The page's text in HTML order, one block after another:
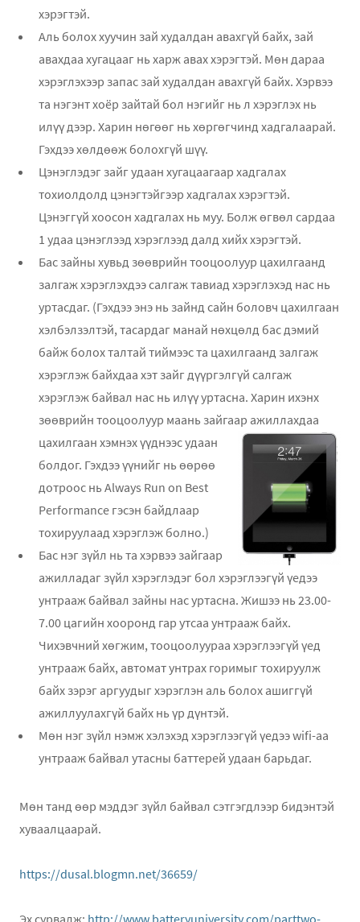
хэрэгтэй.
Аль болох хуучин зай худалдан авахгүй байх, зай
авахдаа хугацааг нь харж авах хэрэгтэй. Мөн дараа
хэрэглэхээр запас зай худалдан авахгүй байх. Хэрвээ
та нэгэнт хоёр зайтай бол нэгийг нь л хэрэглэх нь
илүү дээр. Харин нөгөөг нь хөргөгчинд хадгалаарай.
Гэхдээ хөлдөөж болохгүй шүү.
Цэнэглэдэг зайг удаан хугацаагаар хадгалах
тохиолдолд цэнэгтэйгээр хадгалах хэрэгтэй.
Цэнэггүй хоосон хадгалах нь муу. Болж өгвөл сардаа
1 удаа цэнэглээд хэрэглээд далд хийх хэрэгтэй.
Бас зайны хувьд зөөврийн тооцоолуур цахилгаанд
залгаж хэрэглэхдээ салгаж тавиад хэрэглэхэд нас нь
уртасдаг. (Гэхдээ энэ нь зайнд сайн боловч цахилгаан
хэлбэлзэлтэй, тасардаг манай нөхцөлд бас дэмий
байж болох талтай тиймээс та цахилгаанд залгаж
хэрэглэж байхдаа хэт зайг дүүргэлгүй салгаж
хэрэглэж байвал нас нь илүү уртасна. Харин ихэнх
зөөврийн тооцоолуур маань зайгаар ажиллахдаа
цахилгаан хэмнэхүүднээс удаан
болдог. Гэхдээ үүнийг нь өөрөө
дотроос нь Always Run on Best
Performance гэсэн байдлаар
тохируулаад хэрэглэж болно.)
Бас нэг зүйл нь та хэрвээ зайгаар
ажилладаг зүйл хэрэглэдэг бол хэрэглээгүй үедээ
унтрааж байвал зайны нас уртасна. Жишээ нь 23.00-
7.00 цагийн хооронд гар утсаа унтрааж байх.
Чихэвчний хөгжим, тооцоолуураа хэрэглээгүй үед
унтрааж байх, автомат унтрах горимыг тохируулж
байх зэрэг аргуудыг хэрэглэн аль болох ашиггүй
ажиллуулахгүй байх нь үр дүнтэй.
Мөн нэг зүйл нэмж хэлэхэд хэрэглээгүй үедээ wifi-аа
унтрааж байвал утасны баттерей удаан барьдаг.
Мөн танд өөр мэддэг зүйл байвал сэтгэгдлээр бидэнтэй
хуваалцаарай.
https://dusal.blogmn.net/36659/
Эх сурвалж: http://www.batteryuniversity.com/parttwo-